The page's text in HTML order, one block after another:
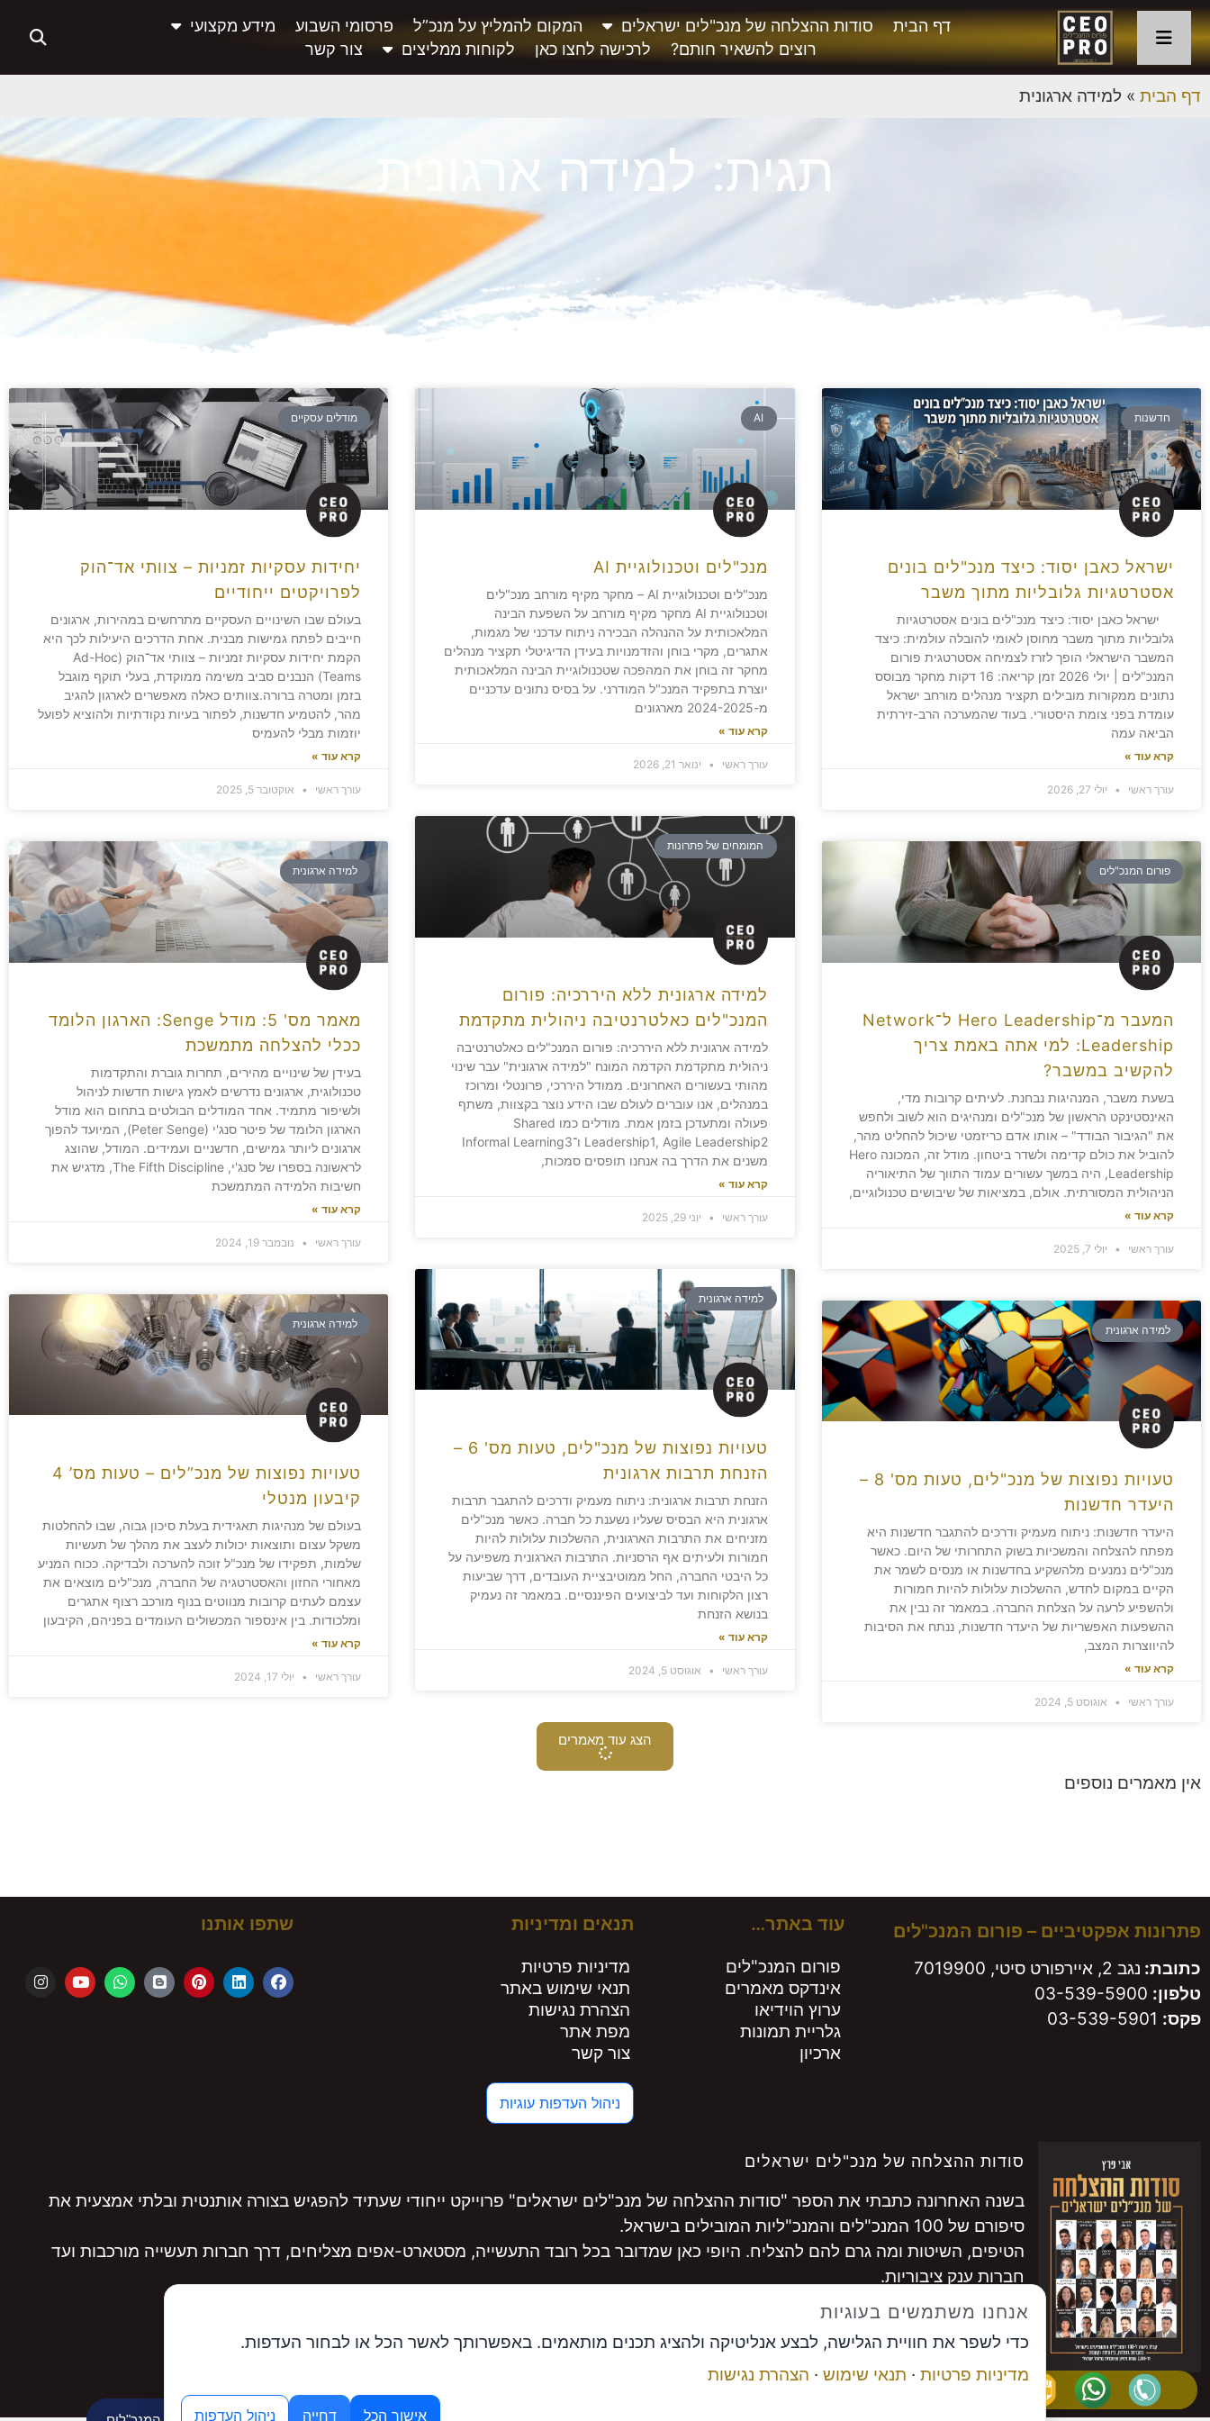
דף הבית סודות ההצלחה של מנכ"לים ישראלים המקום להמליץ על מנכ”ל פרסומי השבוע
מידע מקצועי
רוצים להשאיר חותם?
לרכישה לחצו כאן לקוחות ממליצים צור קשר
דף הבית » למידה ארגונית
תגית: למידה ארגונית
חדשנות
ישראל כאבן יסוד: כיצד מנכ"לים בונים
אסטרטגיות גלובליות מתוך משבר
ישראל כאבן יסוד: כיצד מנכ"לים בונים אסטרטגיות
גלובליות מתוך משבר מחוסן לאומי להובלה עולמית: כיצד
המשבר הישראלי הופך לזרז לצמיחה אסטרטגית פורום
המנכ"לים | יולי 2026 זמן קריאה: 16 דקות מחקר מבוסס
נתונים ממקורות מובילים תקציר מנהלים מורחב ישראל
עומדת בפני צומת היסטורי. בעוד שהמערכה הרב-זירתית
הביאה עמה
קרא עוד »
עורך ראשי יולי 27, 2026
AI
מנכ"לים וטכנולוגיית AI
מנכ"לים וטכנולוגיית AI – מחקר מקיף מורחב מנכ"לים
וטכנולוגיית AI מחקר מקיף מורחב על השפעת הבינה
המלאכותית על ההנהלה הבכירה ניתוח עדכני של מגמות,
אתגרים, מקרי בוחן והזדמנויות בעידן הדיגיטלי תקציר מנהלים
מחקר זה בוחן את המהפכה שטכנולוגיית הבינה המלאכותית
יוצרת בתפקיד המנכ"ל המודרני. על בסיס נתונים עדכניים
מ-2024-2025 מארגונים
קרא עוד »
עורך ראשי ינואר 21, 2026
מודלים עסקיים
יחידות עסקיות זמניות – צוותי אד־הוק
לפרויקטים ייחודיים
בעולם שבו השינויים העסקיים מתרחשים במהירות, ארגונים
חייבים לפתח גמישות מבנית. אחת הדרכים היעילות לכך היא
הקמת יחידות עסקיות זמניות – צוותי אד־הוק (Ad-Hoc
Teams) הנבנים סביב משימה ממוקדת, בעלי תוקף מוגבל
בזמן ומטרה ברורה.צוותים כאלה מאפשרים לארגון להגיב
מהר, להטמיע חדשנות, לפתור בעיות נקודתיות ולהוציא לפועל
יוזמות מבלי להעמיס
קרא עוד »
עורך ראשי אוקטובר 5, 2025
פורום המנכ"לים
המעבר מ‎־Hero Leadership ל‎־Network
Leadership: למי אתה באמת צריך
להקשיב במשבר?
בשעת משבר, המנהיגות נבחנת. לעיתים קרובות מדי,
האינסטינקט הראשון של מנכ"לים ומנהיגים הוא לשוב ולחפש
את "הגיבור הבודד" – אותו אדם כריזמטי שיכול להחליט מהר,
להוביל את כולם קדימה ולשדר ביטחון. מודל זה, המכונה Hero
Leadership, היה במשך עשורים עמוד התווך של התיאוריה
הניהולית המסורתית. אולם, במציאות של שיבושים טכנולוגיים,
קרא עוד »
עורך ראשי יולי 7, 2025
המומחים של פתרונות
למידה ארגונית ללא היררכיה: פורום
המנכ"לים כאלטרנטיבה ניהולית מתקדמת
למידה ארגונית ללא היררכיה: פורום המנכ"לים כאלטרנטיבה
ניהולית מתקדמת הקדמה המונח "למידה ארגונית" עבר שינוי
מהותי בעשורים האחרונים. ממודל היררכי, פרונטלי ומרוכז
במנהלים, אנו עוברים לעולם שבו הידע נוצר בקצוות, משתף
פעולה ומתעדכן בזמן אמת. מודלים כמו Shared
Leadership1, Agile Leadership2 ו־Informal Learning3
משנים את הדרך בה אנחנו תופסים סמכות,
קרא עוד »
עורך ראשי יוני 29, 2025
למידה ארגונית
מאמר מס' 5: מודל Senge: הארגון הלומד
ככלי להצלחה מתמשכת
בעידן של שינויים מהירים, תחרות גוברת והתקדמות
טכנולוגית, ארגונים נדרשים לאמץ גישות חדשות לניהול
ולשיפור מתמיד. אחד המודלים הבולטים בתחום הוא מודל
הארגון הלומד של פיטר סנג'י (Peter Senge), המיועד להפוך
ארגונים ליותר גמישים, חדשניים ועמידים. המודל, שהוצג
לראשונה בספרו של סנג'י, The Fifth Discipline, מדגיש את
חשיבות הלמידה המתמשכת
קרא עוד »
עורך ראשי נובמבר 19, 2024
למידה ארגונית
טעויות נפוצות של מנכ"לים, טעות מס' 8 –
היעדר חדשנות
היעדר חדשנות: ניתוח מעמיק ודרכים להתגבר חדשנות היא
מפתח להצלחה והמשכיות בשוק התחרותי של היום. כאשר
מנכ"לים נמנעים מלהשקיע בחדשנות או מנסים לשמר את
הקיים במקום לחדש, ההשלכות עלולות להיות חמורות
ולהשפיע לרעה על הצלחת החברה. במאמר זה נבין את
ההשפעות האפשריות של היעדר חדשנות, ננתח את הסיבות
להיווצרות המצב,
קרא עוד »
עורך ראשי אוגוסט 5, 2024
למידה ארגונית
טעויות נפוצות של מנכ"לים, טעות מס' 6 –
הזנחת תרבות ארגונית
הזנחת תרבות ארגונית: ניתוח מעמיק ודרכים להתגבר תרבות
ארגונית היא הבסיס שעליו נשענת כל חברה. כאשר מנכ"לים
מזניחים את התרבות הארגונית, ההשלכות עלולות להיות
חמורות ולעיתים אף הרסניות. התרבות הארגונית משפיעה על
כל היבטי החברה, החל ממוטיבציית העובדים, דרך שביעות
רצון הלקוחות ועד לביצועים הפיננסיים. במאמר זה נעמיק
בנושא הזנחת
קרא עוד »
עורך ראשי אוגוסט 5, 2024
למידה ארגונית
טעויות נפוצות של מנכ”לים – טעות מס’ 4
קיבעון מנטלי
בעולם של מנהיגות תאגידית בעלת סיכון גבוה, שבו להחלטות
משקל עצום ותוצאות יכולות לעצב את מהלך של תעשיות
שלמות, תפקידו של מנכ"ל זוכה להערכה ולבדיקה. ככוח המניע
מאחורי החזון והאסטרטגיה של החברה, מנכ"לים מוצאים את
עצמם לעתים קרובות מנווטים בנוף מורכב רצוף אתגרים
ומלכודות. בין אינספור המכשולים העומדים בפניהם, הקיבעון
קרא עוד »
עורך ראשי יולי 17, 2024
הצג עוד מאמרים
אין מאמרים נוספים
משאירים חותם!
פתרונות אפקטיביים – פורום המנכ"לים
כתובת: נגב 2, איירפורט סיטי, 7019900
טלפון: 03-539-5900
פקס:
עוד באתר…
פורום המנכ"לים
אינדקס מאמרים
ערוץ הוידיאו
גלריית תמונות
ארכיון
תנאים ומדיניות
מדיניות פרטיות
תנאי שימוש באתר
הצהרת נגישות
מפת אתר
צור קשר
ניהול העדפות עוגיות
שתפו אותנו
סודות ההצלחה של מנכ"לים ישראלים
בשנה האחרונה כתבתי את הספר "סודות ההצלחה של מנכ"לים ישראלים" פרוייקט ייחודי שעתיד להפגיש בצורה אותנטית ובלתי אמצעית את
סיפורם של 100 המנכ"לים והמנכ"ליות המובילים בישראל.
הטיפים, השיטות ומה גרם להם להצליח. היופי כאן שמדובר בכל רובד התעשייה, מסטארט-אפים מצליחים, דרך חברות תעשייה מורכבות ועד
חברות ענק ציבוריות.
...............
אבי פרץ, מייסד פורום המנכ"לים ומנכ"ל פתרונות אפקטיביים
אנחנו משתמשים בעוגיות
כדי לשפר את חוויית הגלישה, לבצע אנליטיקה ולהציג תכנים מותאמים. באפשרותך לאשר הכל או לבחור העדפות.
מדיניות פרטיות · תנאי שימוש · הצהרת נגישות
אישור הכל דחייה ניהול העדפות